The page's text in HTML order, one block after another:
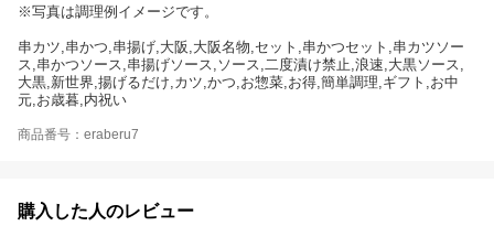
※写真は調理例イメージです。
串カツ,串かつ,串揚げ,大阪,大阪名物,セット,串かつセット,串カツソー
ス,串かつソース,串揚げソース,ソース,二度漬け禁止,浪速,大黒ソース,
大黒,新世界,揚げるだけ,カツ,かつ,お惣菜,お得,簡単調理,ギフト,お中
元,お歳暮,内祝い
商品番号：eraberu7
購入した人のレビュー